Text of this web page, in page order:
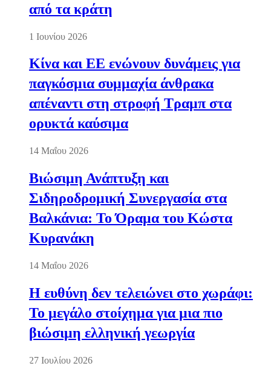
από τα κράτη
1 Ιουνίου 2026
Κίνα και ΕΕ ενώνουν δυνάμεις για
παγκόσμια συμμαχία άνθρακα
απέναντι στη στροφή Τραμπ στα
ορυκτά καύσιμα
14 Μαΐου 2026
Βιώσιμη Ανάπτυξη και
Σιδηροδρομική Συνεργασία στα
Βαλκάνια: Το Όραμα του Κώστα
Κυρανάκη
14 Μαΐου 2026
Η ευθύνη δεν τελειώνει στο χωράφι:
Το μεγάλο στοίχημα για μια πιο
βιώσιμη ελληνική γεωργία
27 Ιουλίου 2026